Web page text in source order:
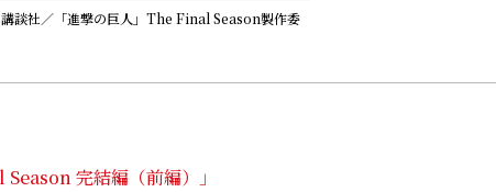
談社／「進撃の巨人」The Final Season製作委
完結編（前編）」